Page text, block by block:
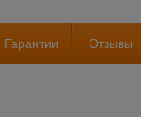
Гарантии Отзывы